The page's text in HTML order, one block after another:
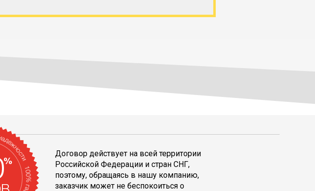
Договор действует на всей территории
Российской Федерации и стран СНГ,
поэтому, обращаясь в нашу компанию,
заказчик может не беспокоиться о